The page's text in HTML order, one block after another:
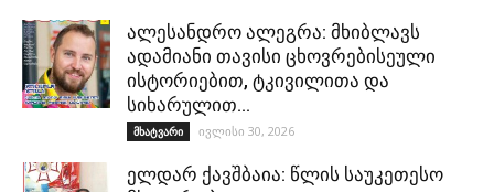
ალესანდრო ალეგრა: მხიბლავს
ადამიანი თავისი ცხოვრებისეული
ისტორიებით, ტკივილითა და
სიხარულით…
მხატვარი ივლისი 30, 2026
ელდარ ქავშბაია: წლის საუკეთესო